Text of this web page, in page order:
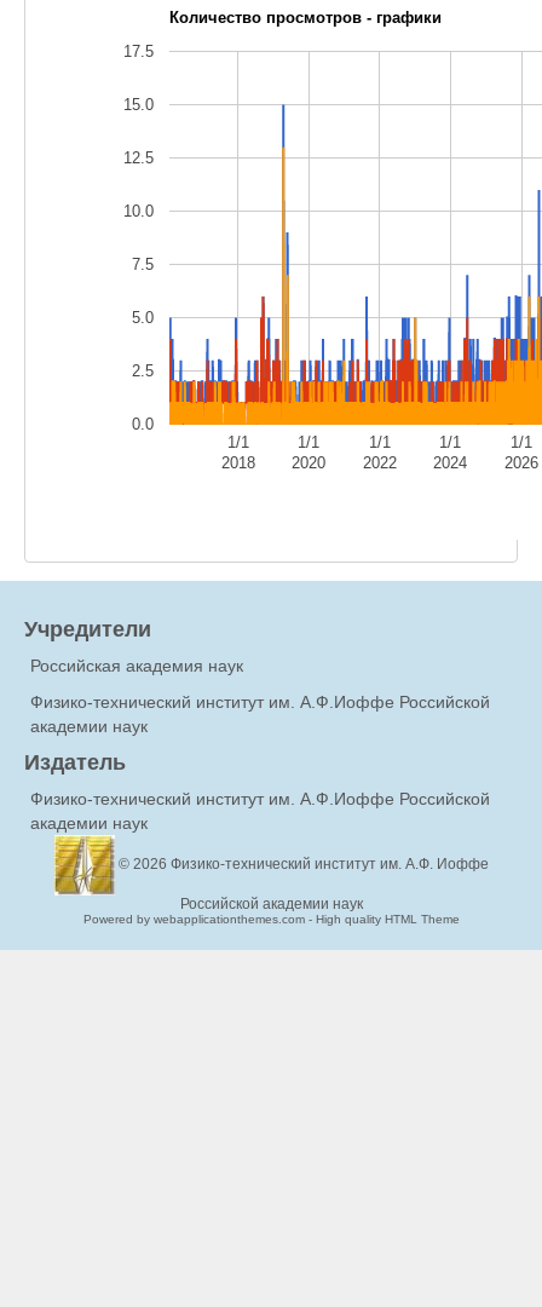
Количество просмотров - графики
1/1
2018
1/1
2020
1/1
2022
1/1
2024
1/1
2026
0.0
2.5
5.0
7.5
10.0
12.5
15.0
17.5
Учредители
Российская академия наук
Физико-технический институт им. А.Ф.Иоффе Российской
академии наук
Издатель
Физико-технический институт им. А.Ф.Иоффе Российской
академии наук
© 2026 Физико-технический институт им. А.Ф. Иоффе
Российской академии наук
Powered by webapplicationthemes.com - High quality HTML Theme